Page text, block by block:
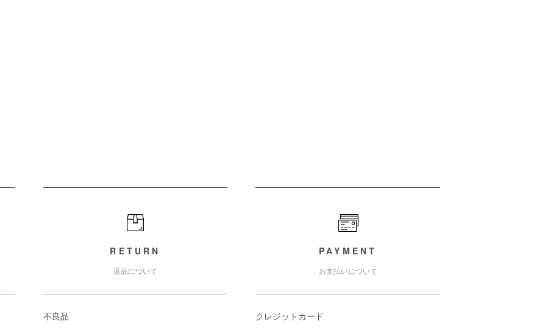
RETURN
返品について
不良品
PAYMENT
お支払いについて
クレジットカード